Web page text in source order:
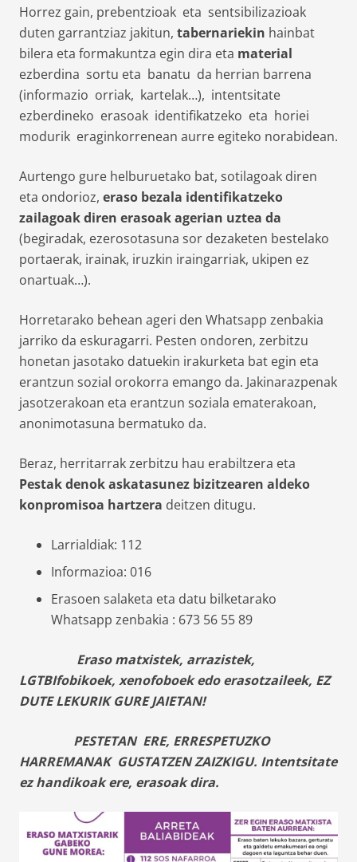
Horrez gain, prebentzioak eta sentsibilizazioak
duten garrantziaz jakitun, tabernariekin hainbat
bilera eta formakuntza egin dira eta material
ezberdina sortu eta banatu da herrian barrena
(informazio orriak, kartelak…), intentsitate
ezberdineko erasoak identifikatzeko eta horiei
modurik eraginkorrenean aurre egiteko norabidean.
Aurtengo gure helburuetako bat, sotilagoak diren
eta ondorioz, eraso bezala identifikatzeko
zailagoak diren erasoak agerian uztea da
(begiradak, ezerosotasuna sor dezaketen bestelako
portaerak, irainak, iruzkin iraingarriak, ukipen ez
onartuak…).
Horretarako behean ageri den Whatsapp zenbakia
jarriko da eskuragarri. Pesten ondoren, zerbitzu
honetan jasotako datuekin irakurketa bat egin eta
erantzun sozial orokorra emango da. Jakinarazpenak
jasotzerakoan eta erantzun soziala ematerakoan,
anonimotasuna bermatuko da.
Beraz, herritarrak zerbitzu hau erabiltzera eta
Pestak denok askatasunez bizitzearen aldeko
konpromisoa hartzera deitzen ditugu.
Larrialdiak: 112
Informazioa: 016
Erasoen salaketa eta datu bilketarako
Whatsapp zenbakia : 673 56 55 89
Eraso matxistek, arrazistek,
LGTBIfobikoek, xenofoboek edo erasotzaileek, EZ
DUTE LEKURIK GURE JAIETAN!
PESTETAN ERE, ERRESPETUZKO
HARREMANAK GUSTATZEN ZAIZKIGU. Intentsitate
ez handikoak ere, erasoak dira.